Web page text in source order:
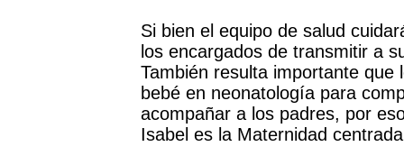
Si bien el equipo de salud
los encargados de transmitir a
También resulta importante
bebé en neonatología para
acompañar a los padres, por
Isabel es la Maternidad